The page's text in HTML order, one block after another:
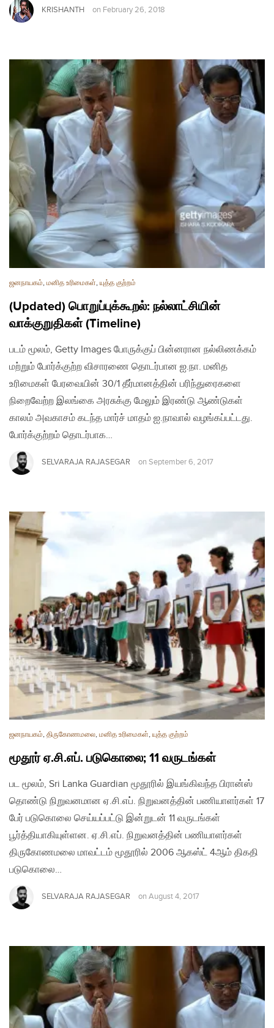
KRISHANTH on February 26, 2018
ஜனநாயகம், மனித உரிமைகள், யுத்த குற்றம்
(Updated) பொறுப்புக்கூறல்: நல்லாட்சியின்
வாக்குறுதிகள் (Timeline)
படம் மூலம், Getty Images போருக்குப் பின்னரான நல்லிணக்கம்
மற்றும் போர்க்குற்ற விசாரணை தொடர்பான ஐ.நா. மனித
உரிமைகள் பேரவையின் 30/1 தீர்மானத்தின் பரிந்துரைகளை
நிறைவேற்ற இலங்கை அரசுக்கு மேலும் இரண்டு ஆண்டுகள்
காலம் அவகாசம் கடந்த மார்ச் மாதம் ஐ.நாவால் வழங்கப்பட்டது.
போர்க்குற்றம் தொடர்பாக…
SELVARAJA RAJASEGAR on September 6, 2017
ஜனநாயகம், திருகோணமலை, மனித உரிமைகள், யுத்த குற்றம்
மூதூர் ஏ.சி.எப். படுகொலை; 11 வருடங்கள்
பட மூலம், Sri Lanka Guardian மூதூரில் இயங்கிவந்த பிரான்ஸ்
தொண்டு நிறுவனமான ஏ.சி.எப். நிறுவனத்தின் பணியாளர்கள் 17
பேர் படுகொலை செய்யப்பட்டு இன்றுடன் 11 வருடங்கள்
பூர்த்தியாகியுள்ளன. ஏ.சி.எப். நிறுவனத்தின் பணியாளர்கள்
திருகோணமலை மாவட்டம் மூதூரில் 2006 ஆகஸ்ட் 4ஆம் திகதி
படுகொலை…
SELVARAJA RAJASEGAR on August 4, 2017